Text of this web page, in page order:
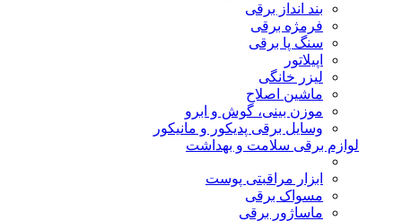
بند انداز برقی
فرمژه برقی
سنگ پا برقی
اپیلاتور
لیزر خانگی
ماشین اصلاح
موزن بینی، گوش و ابرو
وسایل برقی پدیکور و مانیکور
لوازم برقی سلامت و بهداشت
ابزار مراقبتی پوست
مسواک برقی
ماساژور برقی